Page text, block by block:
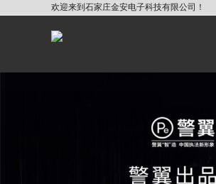
欢迎来到石家庄金安电子科技有限公司！